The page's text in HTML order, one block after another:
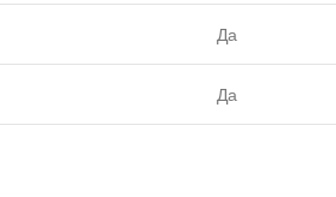
Да
Да